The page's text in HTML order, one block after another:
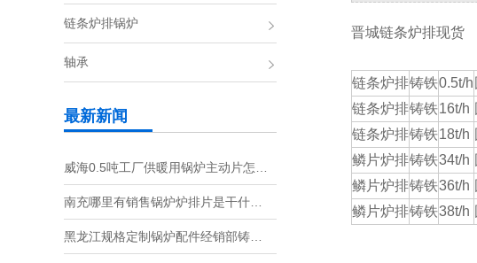
链条炉排锅炉
轴承
最新新闻
威海0.5吨工厂供暖用锅炉主动片怎…
南充哪里有销售锅炉炉排片是干什…
黑龙江规格定制锅炉配件经销部铸…
晋城链条炉排现货
链条炉排铸铁0.5t/h
链条炉排铸铁16t/h
链条炉排铸铁18t/h
鳞片炉排铸铁34t/h
鳞片炉排铸铁36t/h
鳞片炉排铸铁38t/h